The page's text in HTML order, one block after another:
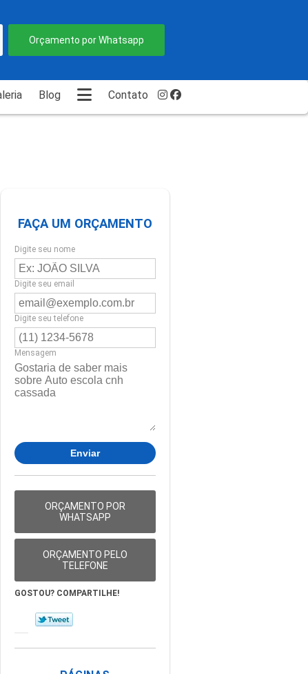
Orçamento por Whatsapp
Blog Contato
FAÇA UM ORÇAMENTO
Digite seu nome
Digite seu email
Digite seu telefone
Mensagem
ORÇAMENTO POR
WHATSAPP
ORÇAMENTO PELO
TELEFONE
GOSTOU? COMPARTILHE!